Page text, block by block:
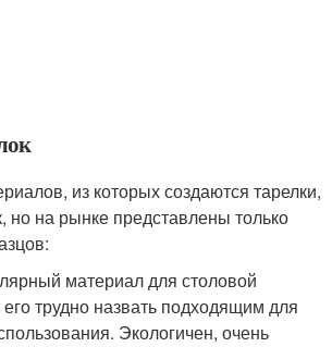
из которых создаются тарелки,
но на рынке представлены только
материал для столовой
трудно назвать подходящим для
Экологичен, очень